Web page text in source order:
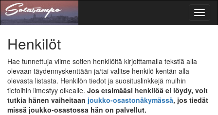
Henkilöt
Hae tunnettuja viime sotien henkilöitä kirjoittamalla tekstiä alla
olevaan täydennyskenttään ja/tai valitse henkilö kentän alla
olevasta listasta. Henkilön tiedot ja suosituslinkkejä muihin
tietoihin ilmestyy oikealle. Jos etsimääsi henkilöä ei löydy, voit
tutkia hänen vaiheitaan joukko-osastonäkymässä, jos tiedät
missä joukko-osastossa hän on palvellut.